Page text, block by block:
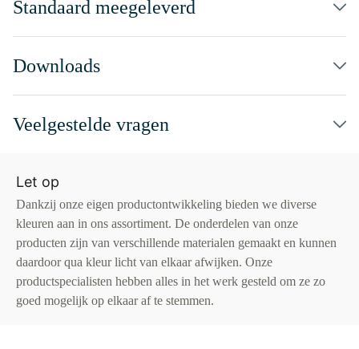
Standaard meegeleverd
Downloads
Veelgestelde vragen
Let op
Dankzij onze eigen productontwikkeling bieden we diverse
kleuren aan in ons assortiment. De onderdelen van onze
producten zijn van verschillende materialen gemaakt en kunnen
daardoor qua kleur licht van elkaar afwijken. Onze
productspecialisten hebben alles in het werk gesteld om ze zo
goed mogelijk op elkaar af te stemmen.